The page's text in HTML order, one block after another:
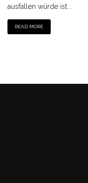
ausfallen würde ist
READ MORE